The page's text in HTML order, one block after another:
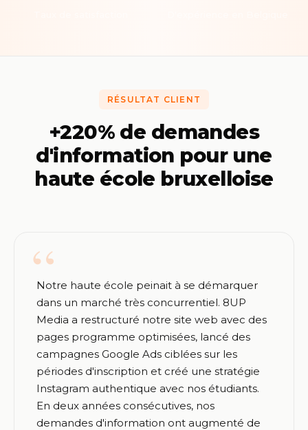
RÉSULTAT CLIENT
+220% de demandes
d'information pour une
haute école bruxelloise
Notre haute école peinait à se démarquer
dans un marché très concurrentiel. 8UP
Media a restructuré notre site web avec des
pages programme optimisées, lancé des
campagnes Google Ads ciblées sur les
périodes d'inscription et créé une stratégie
Instagram authentique avec nos étudiants.
En deux années consécutives, nos
demandes d'information ont augmenté de